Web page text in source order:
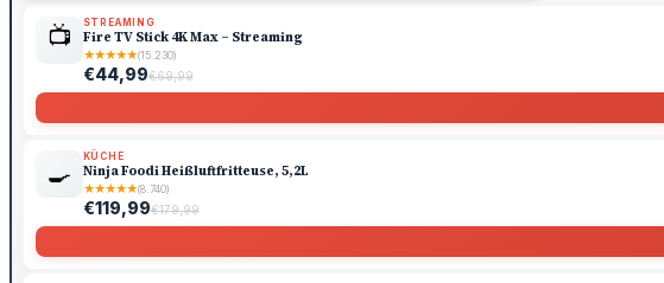
📺 STREAMING
Fire TV Stick 4K Max – Streaming
★★★★★(15.230)
€44,99€69,99
🍳
KÜCHE
Ninja Foodi Heißluftfritteuse, 5,2L
★★★★★(8.740)
€119,99€179,99